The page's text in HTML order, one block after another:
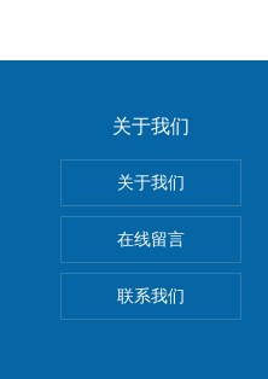
关于我们
关于我们
在线留言
联系我们